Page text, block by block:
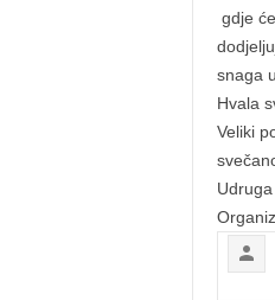
gdje
snaga
Hvala
Veliki